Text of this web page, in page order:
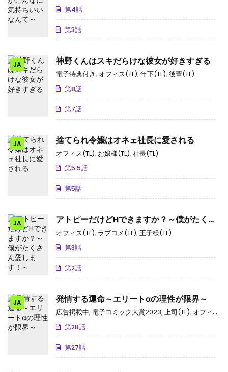
第4話
第3話
JA 神野くんはスキだらけな彼女が好きすぎる
電子特典付き, オフィス(TL), 年下(TL), 後輩(TL)
第8話
第7話
JA 捨てられ令嬢はオネェ社長に愛される
オフィス(TL), お嬢様(TL), 社長(TL)
第5.5話
第5話
JA
アトピーだけどHできますか？～僕がたくさ
ん愛します！～
オフィス(TL), ラブコメ(TL), 王子様(TL)
第3話
第2話
JA 発情する運命～エリートαの理性が限界～
広告掲載中, 電子コミック大賞2023, 上司(TL), オフィス(TL)
第28話
第27話